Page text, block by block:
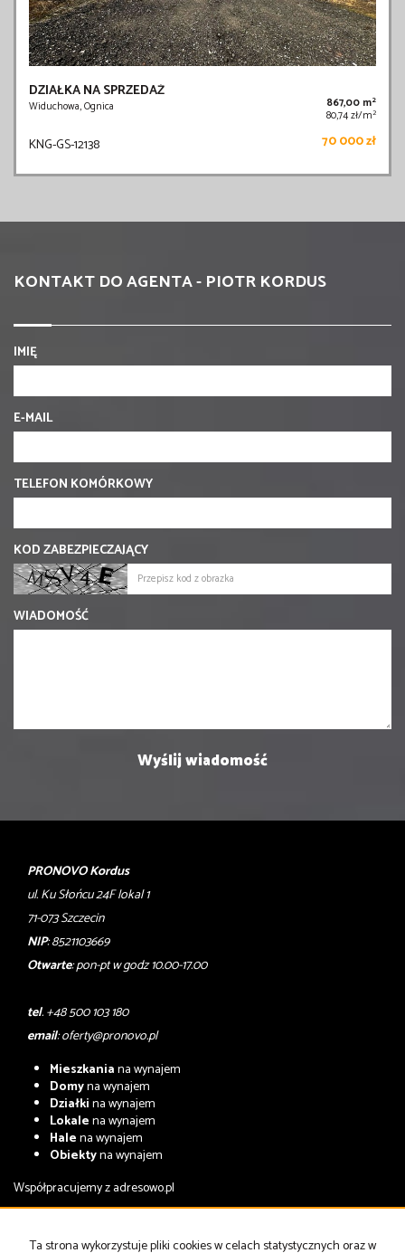
DZIAŁKA NA SPRZEDAŻ
Widuchowa, Ognica 867,00 m2
80,74 zł/m2
KNG-GS-12138 70 000 zł
KONTAKT DO AGENTA - PIOTR KORDUS
IMIĘ
E-MAIL
TELEFON KOMÓRKOWY
KOD ZABEZPIECZAJĄCY
WIADOMOŚĆ
PRONOVO Kordus
ul. Ku Słońcu 24F lokal 1
71-073 Szczecin
NIP: 8521103669
Otwarte: pon-pt w godz 10.00-17.00
tel. +48 500 103 180
email:oferty@pronovo.pl
Mieszkaniana wynajem
Domyna wynajem
Działkina wynajem
Lokalena wynajem
Halena wynajem
Obiektyna wynajem
Współpracujemy zadresowo.pl
Domyna sprzedaż
Ta strona wykorzystuje pliki cookies w celach statystycznych oraz w